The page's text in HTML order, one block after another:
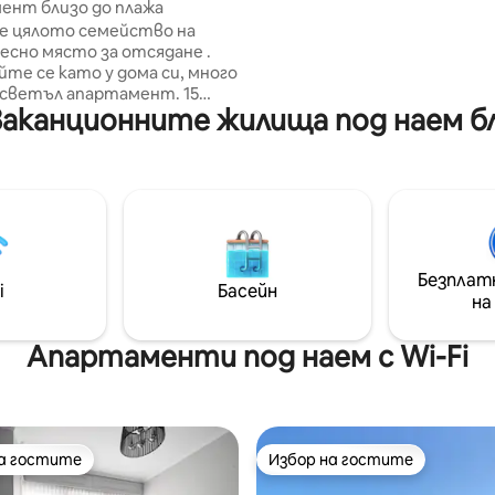
близо до плажа
цялото семейство на
място за отсядане .
се като у дома си, много
апартамент. 15
км)пеша от плажа ,
км), крайбрежната алея...
елементи за
(кафемашина, пералня,
хладилник, телевизор,
Wi - FI, WI - Fi , кухненски
Детски
наблизо.
понг, на които да се
семейството или
жилища под наем
Басейн
Апартаменти под наем с Wi-Fi
гостите
гостите Избор на гостите
Избор на гостите